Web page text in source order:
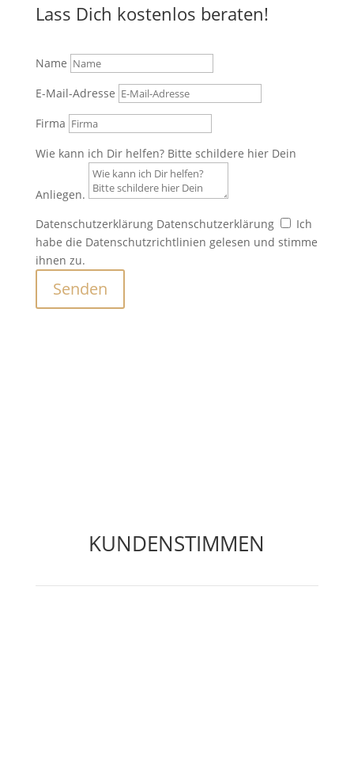
Lass Dich kostenlos beraten!
Name
E-Mail-Adresse
Firma
Wie kann ich Dir helfen? Bitte schildere hier Dein
Anliegen.
Datenschutzerklärung Datenschutzerklärung
Ich
habe die Datenschutzrichtlinien gelesen und stimme
ihnen zu.
Senden
KUNDENSTIMMEN